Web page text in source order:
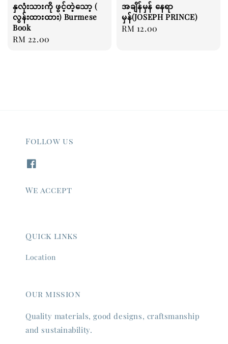
နှလုံးသားကို ဖွင့်တဲ့သော့ (
လွန်းထားထား) Burmese
Book
Regular
RM 22.00
အချိန်မှန် နေရာ
မှန်(JOSEPH PRINCE)
Regular
RM 12.00
Follow us
We accept
Quick links
Location
Our mission
Quality materials, good designs, craftsmanship
and sustainability.